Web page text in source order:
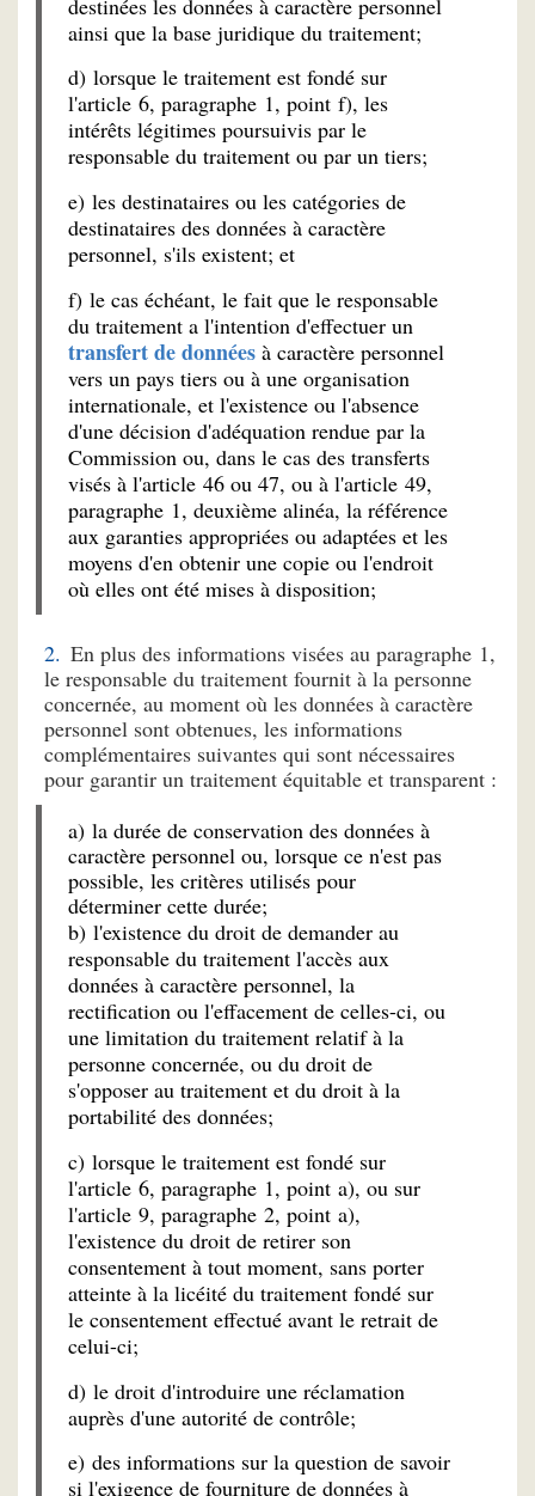
ainsi que la base juridique du traitement;
d) lorsque le traitement est fondé sur
l'article 6, paragraphe 1, point f), les
intérêts légitimes poursuivis par le
responsable du traitement ou par un tiers;
e) les destinataires ou les catégories de
destinataires des données à caractère
personnel, s'ils existent; et
f) le cas échéant, le fait que le responsable
du traitement a l'intention d'effectuer un
transfert de données à caractère personnel
vers un pays tiers ou à une organisation
internationale, et l'existence ou l'absence
d'une décision d'adéquation rendue par la
Commission ou, dans le cas des transferts
visés à l'article 46 ou 47, ou à l'article 49,
paragraphe 1, deuxième alinéa, la référence
aux garanties appropriées ou adaptées et les
moyens d'en obtenir une copie ou l'endroit
où elles ont été mises à disposition;
En plus des informations visées au paragraphe 1,
le responsable du traitement fournit à la personne
concernée, au moment où les données à caractère
personnel sont obtenues, les informations
complémentaires suivantes qui sont nécessaires
pour garantir un traitement équitable et transparent :
a) la durée de conservation des données à
caractère personnel ou, lorsque ce n'est pas
possible, les critères utilisés pour
déterminer cette durée;
b) l'existence du droit de demander au
responsable du traitement l'accès aux
données à caractère personnel, la
rectification ou l'effacement de celles-ci, ou
une limitation du traitement relatif à la
personne concernée, ou du droit de
s'opposer au traitement et du droit à la
portabilité des données;
c) lorsque le traitement est fondé sur
l'article 6, paragraphe 1, point a), ou sur
l'article 9, paragraphe 2, point a),
l'existence du droit de retirer son
consentement à tout moment, sans porter
atteinte à la licéité du traitement fondé sur
le consentement effectué avant le retrait de
celui-ci;
d) le droit d'introduire une réclamation
auprès d'une autorité de contrôle;
e) des informations sur la question de savoir
si l'exigence de fourniture de données à